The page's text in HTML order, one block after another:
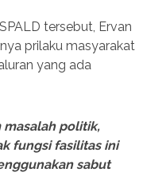
tersebut, Ervan
prilaku masyarakat
yang ada
masalah politik,
fungsi fasilitas ini
sabut